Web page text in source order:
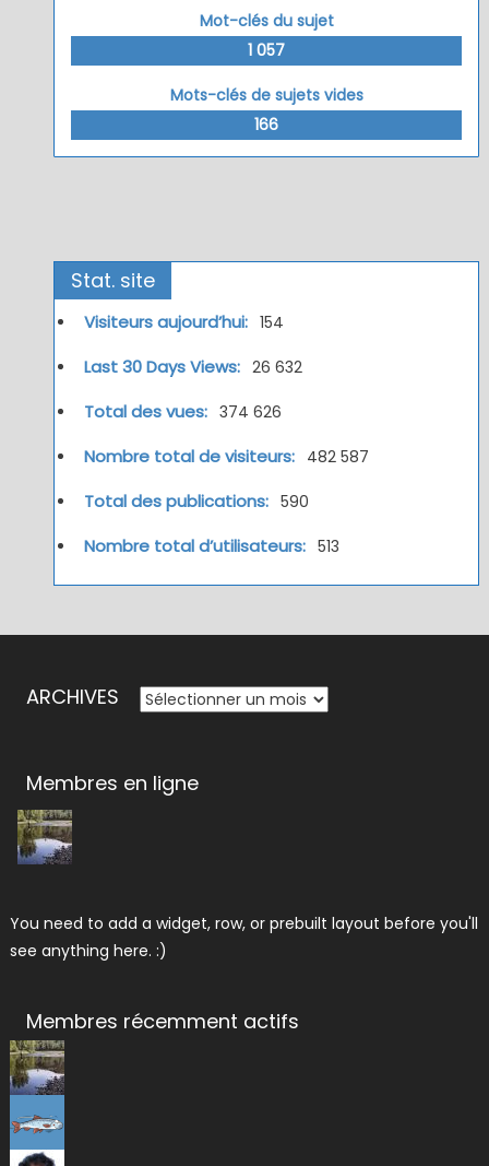
Mot-clés du sujet
1 057
Mots-clés de sujets vides
166
Stat. site
Visiteurs aujourd’hui: 154
Last 30 Days Views: 26 632
Total des vues: 374 626
Nombre total de visiteurs: 482 587
Total des publications: 590
Nombre total d’utilisateurs: 513
ARCHIVES ARCHIVES
Membres en ligne
You need to add a widget, row, or prebuilt layout before you'll
see anything here. :)
Membres récemment actifs